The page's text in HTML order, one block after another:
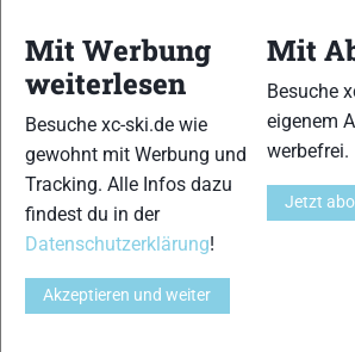
Abdruckverhalten 14 von 15
Einschubverhalten
Führung
Gleitfähigkeit
Mit Werbung
weiterlesen
Besuche xc-ski.de wie
gewohnt mit Werbung und
Tracking. Alle Infos dazu
findest du in der
Datenschutzerklärung!
Akzeptieren und weiter
Mit
Besuche
eigenem
werbefrei.
Jetzt